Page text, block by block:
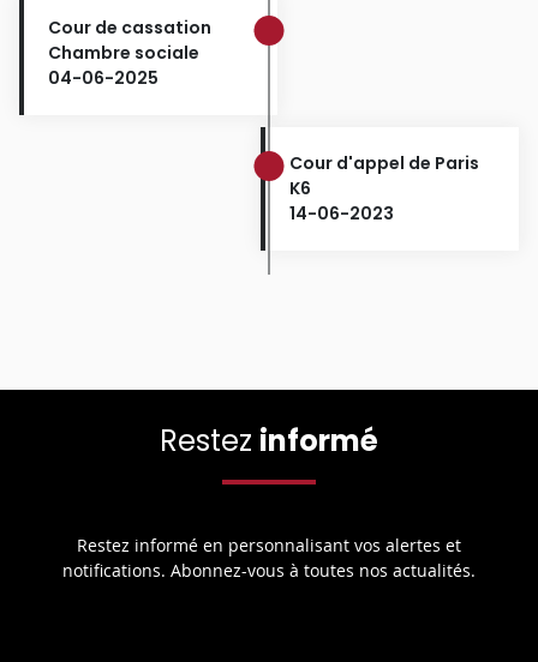
Cour de cassation
Chambre sociale
04-06-2025
Cour d'appel de Paris
K6
14-06-2023
Restez informé
Restez informé en personnalisant vos alertes et
notifications. Abonnez-vous à toutes nos actualités.